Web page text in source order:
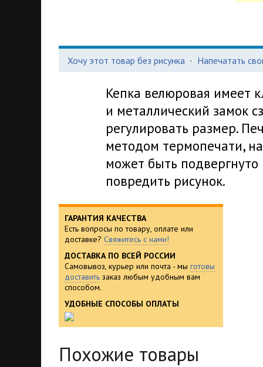
Хочу этот товар без рисунка · Напечатать
Кепка велюровая имеет
и металлический замок
регулировать размер.
методом термопечати,
может быть
повредить рисунок.
ГАРАНТИЯ КАЧЕСТВА
Есть вопросы по товару, оплате или
доставке? Свяжитесь с нами!
ДОСТАВКА ПО ВСЕЙ РОССИИ
Самовывоз, курьер или почта - мы готовы
доставить заказ любым удобным вам
способом.
УДОБНЫЕ СПОСОБЫ ОПЛАТЫ
Похожие товары